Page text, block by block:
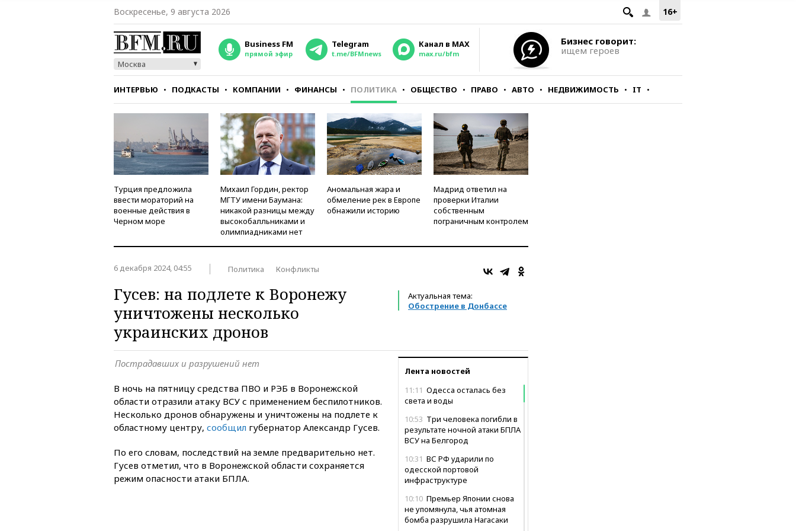
16+
Воскресенье, 9 августа 2026
Москва
Business FM
прямой эфир
Telegram
t.me/BFMnews
Канал в MAX
max.ru/bfm
Бизнес говорит:
ищем героев
ИНТЕРВЬЮ ПОДКАСТЫ КОМПАНИИ ФИНАНСЫ ПОЛИТИКА ОБЩЕСТВО ПРАВО АВТО НЕДВИЖИМОСТЬ IT
СТИЛЬ ТЕСТЫ
Турция предложила
ввести мораторий на
военные действия в
Черном море
Михаил Гордин, ректор
МГТУ имени Баумана:
никакой разницы между
высокобалльниками и
олимпиадниками нет
Аномальная жара и
обмеление рек в Европе
обнажили историю
Мадрид ответил на
проверки Италии
собственным
пограничным контролем
6 декабря 2024, 04:55 Политика Конфликты
Актуальная тема:
Обострение в Донбассе
Гусев: на подлете к Воронежу
уничтожены несколько
украинских дронов
Лента новостей
11:11 Одесса осталась без
света и воды
10:53 Три человека погибли в
результате ночной атаки БПЛА
ВСУ на Белгород
10:31 ВС РФ ударили по
одесской портовой
инфраструктуре
10:10 Премьер Японии снова
не упомянула, чья атомная
бомба разрушила Нагасаки
Пострадавших и разрушений нет
В ночь на пятницу средства ПВО и РЭБ в Воронежской
области отразили атаку ВСУ с применением беспилотников.
Несколько дронов обнаружены и уничтожены на подлете к
областному центру, сообщил губернатор Александр Гусев.
По его словам, последствий на земле предварительно нет.
Гусев отметил, что в Воронежской области сохраняется
режим опасности атаки БПЛА.